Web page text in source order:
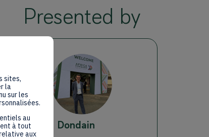
Presented by
MD
Mathieu Dondain
sites,
la
sur les
au
à tout
aux